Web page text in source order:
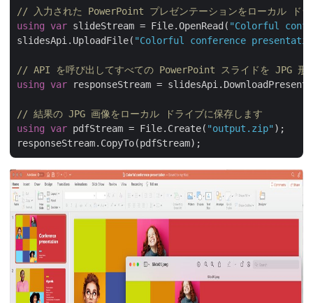
// 入力された PowerPoint プレゼンテーションをローカル ドラ
using
var slideStream = File.OpenRead( "Colorful
slidesApi.UploadFile( "Colorful conference
// API を呼び出してすべての PowerPoint スライドを JPG 形
using
var responseStream =
// 結果の JPG 画像をローカル ドライブに保存します
using
var pdfStream = File.Create( "output.zip" );